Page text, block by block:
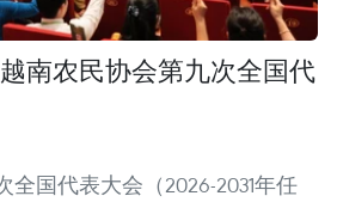
南农民协会第九次全国代
全国代表大会（2026-2031年任